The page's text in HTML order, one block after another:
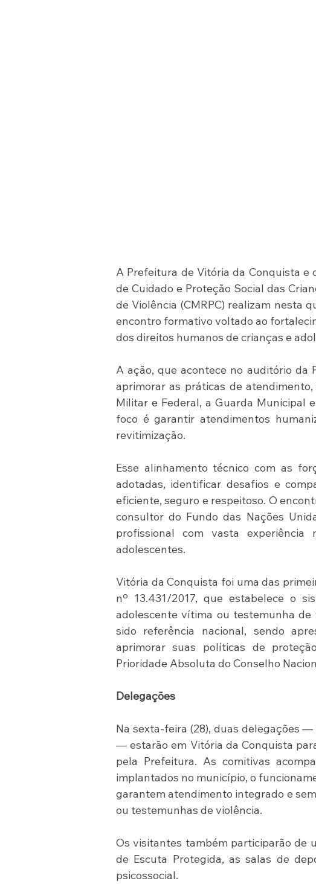
A Prefeitura de Vitória da Conquista e
de Cuidado e Proteção Social das
de Violência (CMRPC) realizam nesta
encontro formativo voltado ao
dos direitos humanos de crianças e
A ação, que acontece no auditório da
aprimorar as práticas de
Militar e Federal, a Guarda Municipal
foco é garantir atendimentos
revitimização.
Esse alinhamento técnico com as
adotadas, identificar desafios e
eficiente, seguro e respeitoso. O
consultor do Fundo das Nações
profissional com vasta
adolescentes.
Vitória da Conquista foi uma das
nº 13.431/2017, que estabelece o
adolescente vítima ou testemunha
sido referência nacional, sendo
aprimorar suas políticas de
Prioridade Absoluta do Conselho
Delegações
Na sexta-feira (28), duas delegações
— estarão em Vitória da Conquista
pela Prefeitura. As comitivas
implantados no município, o
garantem atendimento integrado e
ou testemunhas de violência.
Os visitantes também participarão de
de Escuta Protegida, as salas de
psicossocial.